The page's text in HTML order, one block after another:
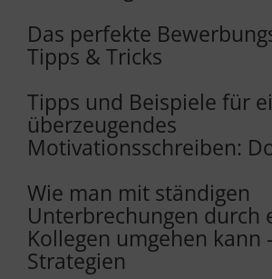
Das perfekte
Tipps & Tricks
Tipps und Beispiele für
überzeugendes
Motivationsschreiben:
Wie man mit ständigen
Unterbrechungen durch
Kollegen umgehen kann
Strategien